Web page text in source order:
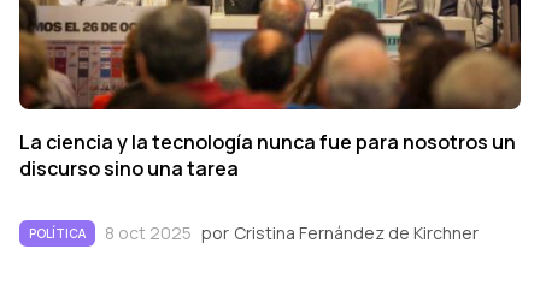
La ciencia y la tecnología nunca fue para nosotros un
discurso sino una tarea
POLÍTICA 8 oct 2025 por Cristina Fernández de Kirchner